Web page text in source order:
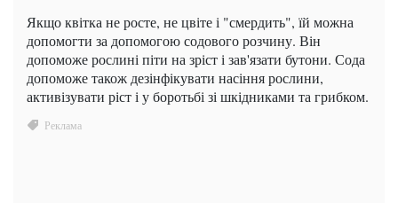
Якщо квітка не росте, не цвіте і "смердить", їй можна
допомогти за допомогою содового розчину. Він
допоможе рослині піти на зріст і зав'язати бутони. Сода
допоможе також дезінфікувати насіння рослини,
активізувати ріст і у боротьбі зі шкідниками та грибком.